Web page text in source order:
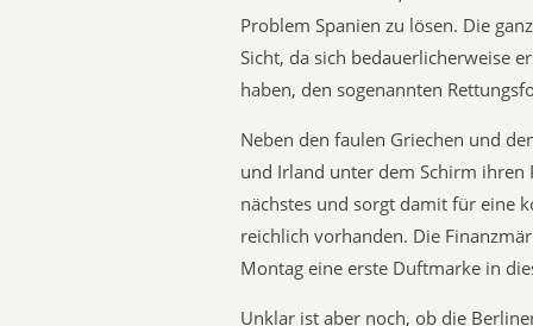
Problem Spanien zu lösen. Die
Sicht, da sich bedauerlicherweise
haben, den sogenannten
Neben den faulen Griechen und
und Irland unter dem Schirm
nächstes und sorgt damit für eine
reichlich vorhanden. Die
Montag eine erste Duftmarke in
Unklar ist aber noch, ob die